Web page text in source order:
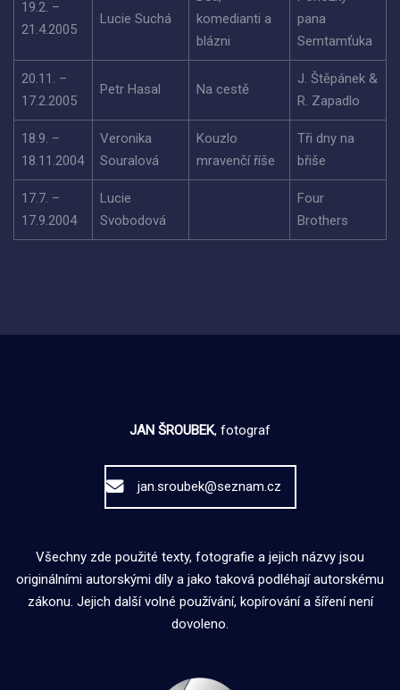
19.2. –
21.4.2005
Lucie Suchá
komedianti a
blázni
pana
Semtamťuka
20.11. –
17.2.2005
Petr Hasal Na cestě
J. Štěpánek &
R. Zapadlo
18.9. –
18.11.2004
Veronika
Souralová
Kouzlo
mravenčí říše
Tři dny na
břiše
17.7. –
17.9.2004
Lucie
Svobodová
Four
Brothers
JAN ŠROUBEK, fotograf
jan.sroubek@seznam.cz
Všechny zde použité texty, fotografie a jejich názvy jsou
originálními autorskými díly a jako taková podléhají autorskému
zákonu. Jejich další volné používání, kopírování a šíření není
dovoleno.